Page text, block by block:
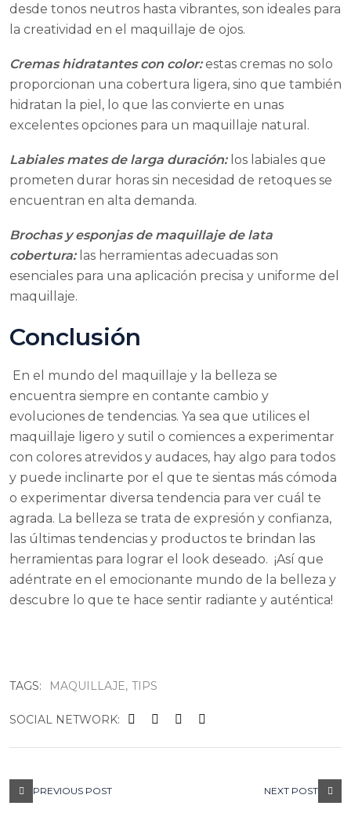
desde tonos neutros hasta vibrantes, son ideales para
la creatividad en el maquillaje de ojos.
Cremas hidratantes con color:estas cremas no solo
proporcionan una cobertura ligera, sino que también
hidratan la piel, lo que las convierte en unas
excelentes opciones para un maquillaje natural.
Labiales mates de larga duración: los labiales que
prometen durar horas sin necesidad de retoques se
encuentran en alta demanda.
Brochas y esponjas de maquillaje de lata
cobertura:las herramientas adecuadas son
esenciales para una aplicación precisa y uniforme del
maquillaje.
Conclusión
En el mundo del maquillaje y la belleza se
encuentra siempre en contante cambio y
evoluciones de tendencias. Ya sea que utilices el
maquillaje ligero y sutil o comiences a experimentar
con colores atrevidos y audaces, hay algo para todos
y puede inclinarte por el que te sientas más cómoda
o experimentar diversa tendencia para ver cuál te
agrada. La belleza se trata de expresión y confianza,
las últimas tendencias y productos te brindan las
herramientas para lograr el look deseado. ¡Así que
adéntrate en el emocionante mundo de la belleza y
descubre lo que te hace sentir radiante y auténtica!
TAGS: MAQUILLAJE TIPS
SOCIAL NETWORK:
PREVIOUS POST NEXT POST